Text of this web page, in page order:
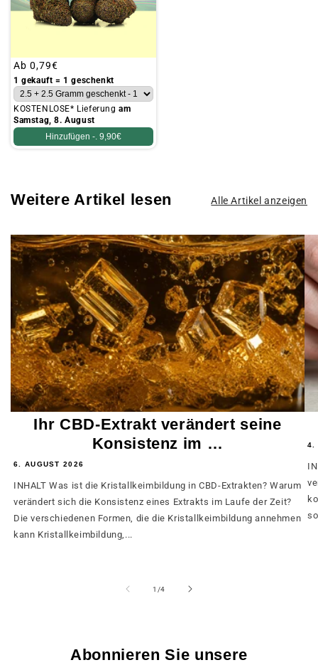
Üblicher
Preis
Ab 0,79€
1 gekauft = 1 geschenkt
KOSTENLOSE* Lieferungam
Samstag, 8. August
Hinzufügen -. 9,90€
Weitere Artikel lesen Alle Artikel anzeigen
Ihr CBD-Extrakt verändert seine
Konsistenz im …
6. AUGUST 2026
INHALT Was ist die Kristallkeimbildung in CBD-Extrakten? Warum
verändert sich die Konsistenz eines Extrakts im Laufe der Zeit?
Die verschiedenen Formen, die die Kristallkeimbildung annehmen
kann Kristallkeimbildung,...
4.
1 /von
4
Abonnieren Sie unsere